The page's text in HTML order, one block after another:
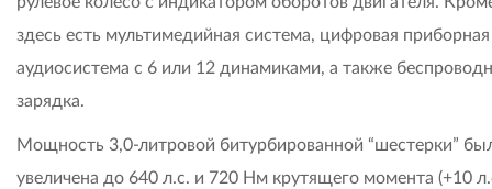
здесь есть мультимедийная система, цифровая
аудиосистема с 6 или 12 динамиками, а также
зарядка.
Мощность 3,0-литровой битурбированной “шестерки”
увеличена до 640 л.с. и 720 Нм крутящего момента (+10